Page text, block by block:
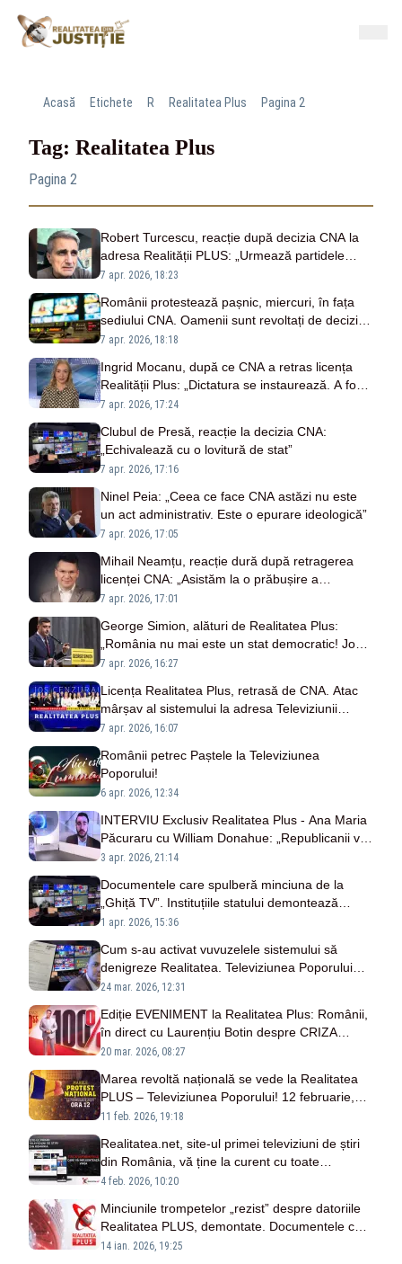
Acasă Etichete R Realitatea Plus Pagina 2
Tag: Realitatea Plus
Pagina 2
Robert Turcescu, reacție după decizia CNA la
adresa Realității PLUS: „Urmează partidele
politice, mare atenție”
7 apr. 2026, 18:23
Românii protestează pașnic, miercuri, în fața
sediului CNA. Oamenii sunt revoltați de decizia
de suspendare a licenței realitatea Plus
7 apr. 2026, 18:18
Ingrid Mocanu, după ce CNA a retras licența
Realității Plus: „Dictatura se instaurează. A fost
închisă în afara legii o televiziune”
7 apr. 2026, 17:24
Clubul de Presă, reacție la decizia CNA:
„Echivalează cu o lovitură de stat”
7 apr. 2026, 17:16
Ninel Peia: „Ceea ce face CNA astăzi nu este
un act administrativ. Este o epurare ideologică”
7 apr. 2026, 17:05
Mihail Neamțu, reacție dură după retragerea
licenței CNA: „Asistăm la o prăbușire a
standardelor democratice”
7 apr. 2026, 17:01
George Simion, alături de Realitatea Plus:
„România nu mai este un stat democratic! Jos
cenzura!”
7 apr. 2026, 16:27
Licența Realitatea Plus, retrasă de CNA. Atac
mârșav al sistemului la adresa Televiziunii
Poporului
7 apr. 2026, 16:07
Românii petrec Paștele la Televiziunea
Poporului!
6 apr. 2026, 12:34
INTERVIU Exclusiv Realitatea Plus - Ana Maria
Păcuraru cu William Donahue: „Republicanii vor
avea o perioadă dificilă la urne din cauza
3 apr. 2026, 21:14
Documentele care spulberă minciuna de la
„Ghiță TV”. Instituțiile statului demontează
minciunile de la televiziunea falșilor patrioți -
1 apr. 2026, 15:36
Cum s-au activat vuvuzelele sistemului să
denigreze Realitatea. Televiziunea Poporului
are toate datoriile plătite la zi
24 mar. 2026, 12:31
Ediție EVENIMENT la Realitatea Plus: Românii,
în direct cu Laurențiu Botin despre CRIZA
carburanților
20 mar. 2026, 08:27
Marea revoltă națională se vede la Realitatea
PLUS – Televiziunea Poporului! 12 februarie,
ora 12:00
11 feb. 2026, 19:18
Realitatea.net, site-ul primei televiziuni de știri
din România, vă ține la curent cu toate
informațiile care contează - VIDEO
4 feb. 2026, 10:20
Minciunile trompetelor „rezist” despre datoriile
Realitatea PLUS, demontate. Documentele care
demască atacul mârșav al globaliștilor
14 ian. 2026, 19:25